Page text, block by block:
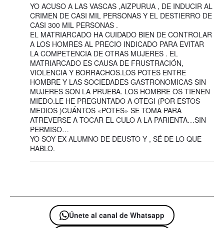
YO ACUSO A LAS VASCAS ,AIZPURUA , DE INDUCIR AL
CRIMEN DE CASI MIL PERSONAS Y EL DESTIERRO DE
CASI 300 MIL PERSONAS .
EL MATRIARCADO HA CUIDADO BIEN DE CONTROLAR
A LOS HOMRES AL PRECIO INDICADO PARA EVITAR
LA COMPETENCIA DE OTRAS MUJERES . EL
MATRIARCADO ES CAUSA DE FRUSTRACIÓN,
VIOLENCIA Y BORRACHOS.LOS POTES ENTRE
HOMBRE Y LAS SOCIEDADES GASTRONOMICAS SIN
MUJERES SON LA PRUEBA. LOS HOMBRE OS TIENEN
MIEDO.LE HE PREGUNTADO A OTEGI (POR ESTOS
MEDIOS )CUÁNTOS «POTES» SE TOMA PARA
ATREVERSE A TOCAR EL CULO A LA PARIENTA…SIN
PERMISO…
YO SOY EX ALUMNO DE DEUSTO Y , SÉ DE LO QUE
HABLO.
Únete al canal de Whatsapp